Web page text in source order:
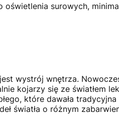
oświetlenia surowych,
wystrój wnętrza.
kojarzy się ze światłem
które dawała
światła o różnym